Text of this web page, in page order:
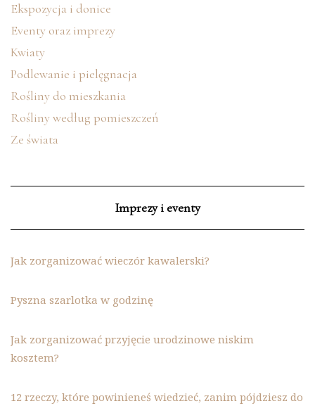
Ekspozycja i donice
Eventy oraz imprezy
Kwiaty
Podlewanie i pielęgnacja
Rośliny do mieszkania
Rośliny według pomieszczeń
Ze świata
Imprezy i eventy
Jak zorganizować wieczór kawalerski?
Pyszna szarlotka w godzinę
Jak zorganizować przyjęcie urodzinowe niskim
kosztem?
12 rzeczy, które powinieneś wiedzieć, zanim pójdziesz do